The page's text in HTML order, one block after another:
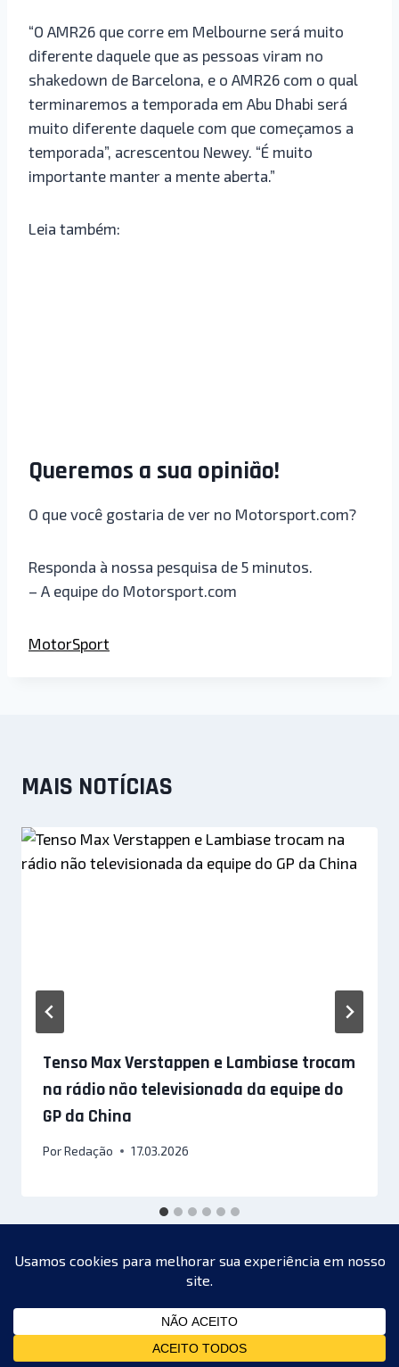
“O AMR26 que corre em Melbourne será muito
diferente daquele que as pessoas viram no
shakedown de Barcelona, ​​e o AMR26 com o qual
terminaremos a temporada em Abu Dhabi será
muito diferente daquele com que começamos a
temporada”, acrescentou Newey. “É muito
importante manter a mente aberta.”
Leia também:
Queremos a sua opinião!
O que você gostaria de ver no Motorsport.com?
Responda à nossa pesquisa de 5 minutos.
– A equipe do Motorsport.com
MotorSport
MAIS NOTÍCIAS
Tenso Max Verstappen e Lambiase trocam
na rádio não televisionada da equipe do
GP da China
PorRedação 17.03.2026
© 2026 Racing MotorSports